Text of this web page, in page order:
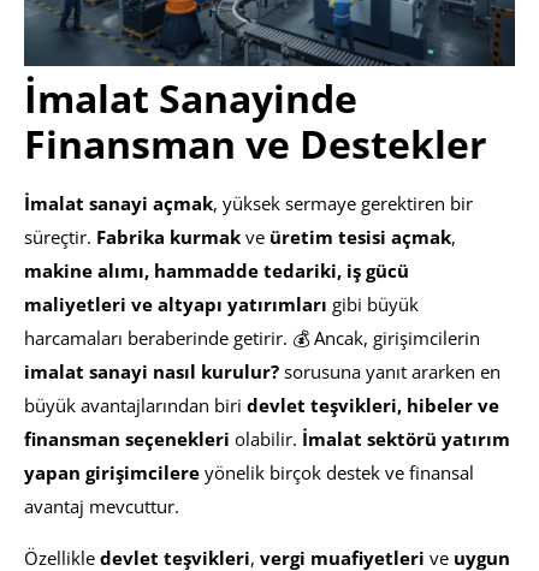
İmalat Sanayinde
Finansman ve Destekler
İmalat sanayi açmak, yüksek sermaye gerektiren bir
süreçtir. Fabrika kurmak ve üretim tesisi açmak,
makine alımı, hammadde tedariki, iş gücü
maliyetleri ve altyapı yatırımları gibi büyük
harcamaları beraberinde getirir. 💰 Ancak, girişimcilerin
imalat sanayi nasıl kurulur? sorusuna yanıt ararken en
büyük avantajlarından biri devlet teşvikleri, hibeler ve
finansman seçenekleri olabilir. İmalat sektörü yatırım
yapan girişimcilere yönelik birçok destek ve finansal
avantaj mevcuttur.
Özellikle devlet teşvikleri, vergi muafiyetleri ve uygun